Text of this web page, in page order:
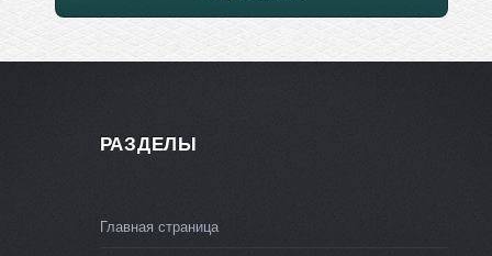
РАЗДЕЛЫ
Главная страница